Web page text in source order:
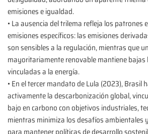
emisiones e igualdad.
• La ausencia del trilema refleja los patrones
emisiones específicos: las emisiones
son sensibles a la regulación, mientras que
mayoritariamente renovable mantiene bajas
vinculadas a la energía.
• En el tercer mandato de Lula (2023), Brasil
activamente la descarbonización global,
bajo en carbono con objetivos industriales,
mientras minimiza los desafíos ambientales